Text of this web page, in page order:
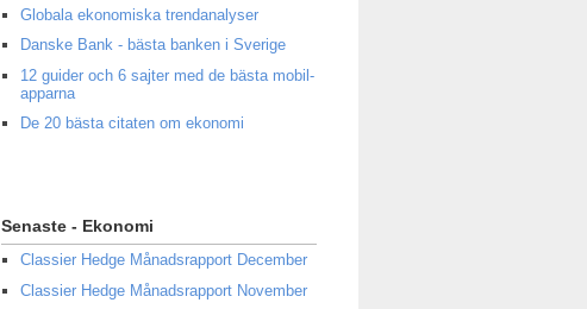
Globala ekonomiska trendanalyser
Danske Bank - bästa banken i Sverige
12 guider och 6 sajter med de bästa mobil-
apparna
De 20 bästa citaten om ekonomi
Senaste - Ekonomi
Classier Hedge Månadsrapport December
Classier Hedge Månadsrapport November